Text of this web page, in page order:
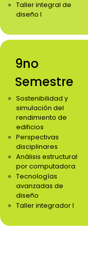
Taller integral de
diseño I
9no
Semestre
Sostenibilidad y
simulación del
rendimiento de
edificios
Perspectivas
disciplinares
Análisis estructural
por computadora
Tecnologías
avanzadas de
diseño
Taller integrador I